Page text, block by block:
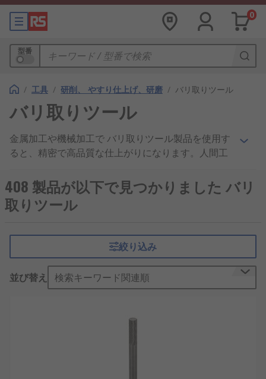
0
型番
/ 工具 / 研削、 やすり仕上げ、研磨 / バリ取りツール
バリ取りツール
金属加工や機械加工で バリ取りツール製品を使用す
ると、精密で高品質な仕上がりになります。人間工
の形状と輪郭に沿って安全に動かすことが簡単にで
き、 迅速かつ効率的に粗いエッジを滑らかにするこ
とができます。木材、 プラスチック、金属 の処理
用目的に対応するさまざまな形状とブレードタイプ
を備え、機械工作に必須です。
バリ取りツールキットは、研磨、 マス仕上げ、 ス
ピンドル仕上げ、 研磨 及び吹き付け加工作業など
で構成されています。これらの工具キットには、ブ
408 製品が以下で見つかりました バリ
取りツール
絞り込み
並び替え 検索キーワード関連順